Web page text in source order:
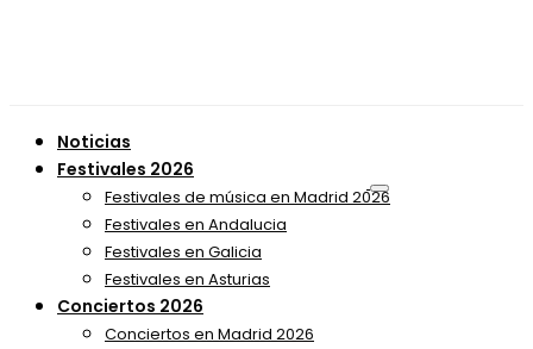
Noticias
Festivales 2026
Festivales de música en Madrid 2026
Festivales en Andalucia
Festivales en Galicia
Festivales en Asturias
Conciertos 2026
Conciertos en Madrid 2026